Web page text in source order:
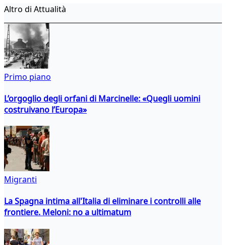
Altro di Attualità
Primo piano
L’orgoglio degli orfani di Marcinelle: «Quegli uomini
costruivano l’Europa»
Migranti
La Spagna intima all'Italia di eliminare i controlli alle
frontiere. Meloni: no a ultimatum